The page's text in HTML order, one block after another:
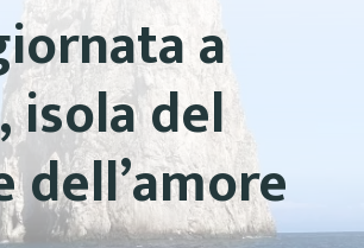
a
isola del
dell’amore